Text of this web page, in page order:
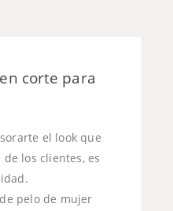
corte para
el look que
los clientes, es
pelo de mujer